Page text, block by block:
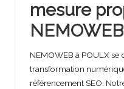
mesure
NEMOWEB
NEMOWEB à POULX
transformation
référencement SEO.